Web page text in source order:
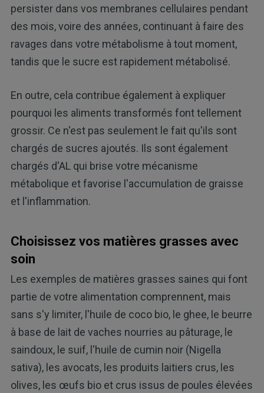
persister dans vos membranes cellulaires pendant
des mois, voire des années, continuant à faire des
ravages dans votre métabolisme à tout moment,
tandis que le sucre est rapidement métabolisé.
En outre, cela contribue également à expliquer
pourquoi les aliments transformés font tellement
grossir. Ce n'est pas seulement le fait qu'ils sont
chargés de sucres ajoutés. Ils sont également
chargés d'AL qui brise votre mécanisme
métabolique et favorise l'accumulation de graisse
et l'inflammation.
Choisissez vos matières grasses avec
soin
Les exemples de matières grasses saines qui font
partie de votre alimentation comprennent, mais
sans s'y limiter, l'huile de coco bio, le ghee, le beurre
à base de lait de vaches nourries au pâturage, le
saindoux, le suif, l'huile de cumin noir (Nigella
sativa), les avocats, les produits laitiers crus, les
olives, les œufs bio et crus issus de poules élevées